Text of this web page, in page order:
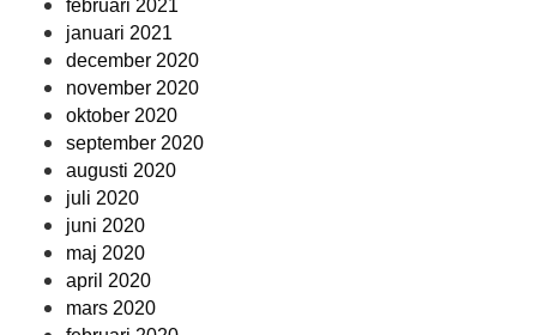
februari 2021
januari 2021
december 2020
november 2020
oktober 2020
september 2020
augusti 2020
juli 2020
juni 2020
maj 2020
april 2020
mars 2020